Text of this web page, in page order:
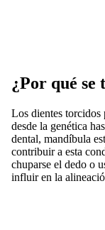
¿Por qué se
Los dientes torcidos
desde la genética
dental, mandíbula
contribuir a esta
chuparse el dedo o
influir en la